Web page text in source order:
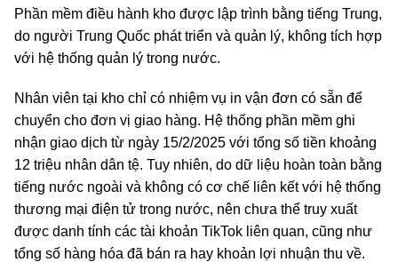
Phần mềm điều hành kho được lập trình bằng tiếng Trung,
do người Trung Quốc phát triển và quản lý, không tích hợp
với hệ thống quản lý trong nước.
Nhân viên tại kho chỉ có nhiệm vụ in vận đơn có sẵn để
chuyển cho đơn vị giao hàng. Hệ thống phần mềm ghi
nhận giao dịch từ ngày 15/2/2025 với tổng số tiền khoảng
12 triệu nhân dân tệ. Tuy nhiên, do dữ liệu hoàn toàn bằng
tiếng nước ngoài và không có cơ chế liên kết với hệ thống
thương mại điện tử trong nước, nên chưa thể truy xuất
được danh tính các tài khoản TikTok liên quan, cũng như
tổng số hàng hóa đã bán ra hay khoản lợi nhuận thu về.